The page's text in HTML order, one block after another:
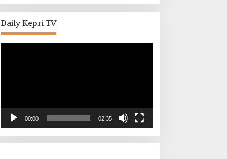
Daily Kepri TV
00:00 02:35